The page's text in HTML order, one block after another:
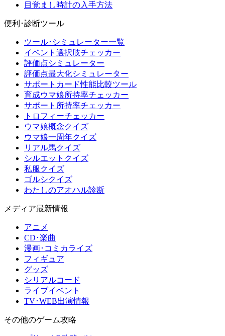
目覚まし時計の入手方法
便利･診断ツール
ツール･シミュレーター一覧
イベント選択肢チェッカー
評価点シミュレーター
評価点最大化シミュレーター
サポートカード性能比較ツール
育成ウマ娘所持率チェッカー
サポート所持率チェッカー
トロフィーチェッカー
ウマ娘概念クイズ
ウマ娘一周年クイズ
リアル馬クイズ
シルエットクイズ
私服クイズ
ゴルシクイズ
わたしのアオハル診断
メディア最新情報
アニメ
CD･楽曲
漫画･コミカライズ
フィギュア
グッズ
シリアルコード
ライブイベント
TV･WEB出演情報
その他のゲーム攻略